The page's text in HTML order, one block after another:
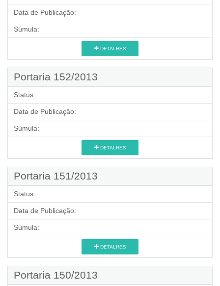
Data de Publicação:
Súmula:
DETALHES
Portaria 152/2013
Status:
Data de Publicação:
Súmula:
DETALHES
Portaria 151/2013
Status:
Data de Publicação:
Súmula:
DETALHES
Portaria 150/2013